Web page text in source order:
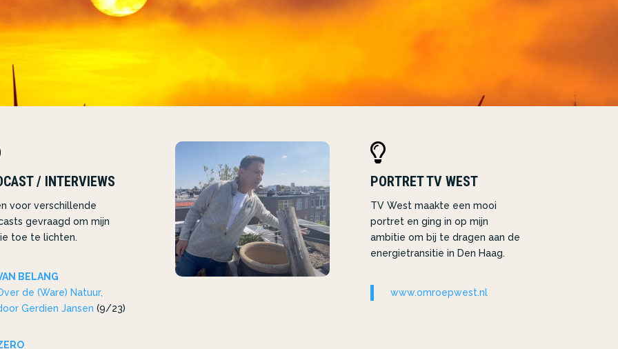
/ INTERVIEWS
voor verschillende
gevraagd om mijn
toe te lichten.
BELANG
de (Ware) Natuur,
Gerdien Jansen (9/23)

PORTRET TV WEST
TV West maakte een mooi
portret en ging in op mijn
ambitie om bij te dragen aan de
energietransitie in Den Haag.
www.omroepwest.nl